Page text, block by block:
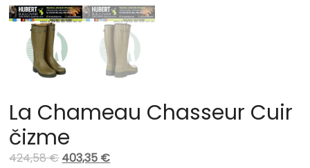
La Chameau Chasseur Cuir
čizme
424,58€403,35 €